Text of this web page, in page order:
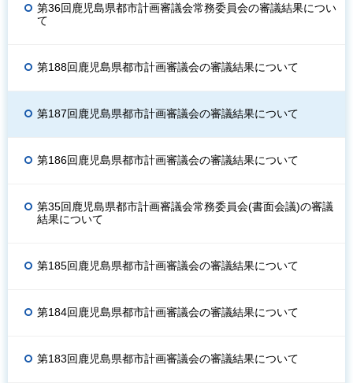
第36回鹿児島県都市計画審議会常務委員会の審議結果につい
て
第188回鹿児島県都市計画審議会の審議結果について
第187回鹿児島県都市計画審議会の審議結果について
第186回鹿児島県都市計画審議会の審議結果について
第35回鹿児島県都市計画審議会常務委員会(書面会議)の審議
結果について
第185回鹿児島県都市計画審議会の審議結果について
第184回鹿児島県都市計画審議会の審議結果について
第183回鹿児島県都市計画審議会の審議結果について